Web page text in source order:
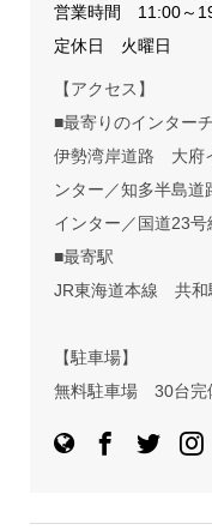
営業時間 11:00～
定休日 火曜日
【アクセス】
■最寄りのインター
伊勢湾岸道路 大府
ンター／知多半島
インター／国道23
■最寄駅
JR東海道本線 共和
【駐車場】
無料駐車場 30台完